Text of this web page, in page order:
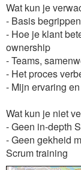
Wat kun je
- Basis
- Hoe je klant
ownership
- Teams,
- Het proces
- Mijn ervaring
Wat kun je niet
- Geen in-depth
- Geen gekheid
Scrum training